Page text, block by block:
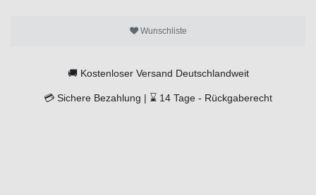
Wunschliste
🚚 Kostenloser Versand Deutschlandweit
💳 Sichere Bezahlung | ⌛ 14 Tage - Rückgaberecht